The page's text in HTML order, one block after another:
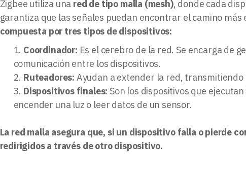
Zigbee utiliza una red de tipo malla (mesh), donde cada
garantiza que las señales puedan encontrar el camino más
compuesta por tres tipos de dispositivos:
Coordinador: Es el cerebro de la red. Se encarga de
comunicación entre los dispositivos.
Ruteadores: Ayudan a extender la red,
Dispositivos finales: Son los dispositivos que
encender una luz o leer datos de un sensor.
La red malla asegura que, si un dispositivo falla o pierde
redirigidos a través de otro dispositivo.